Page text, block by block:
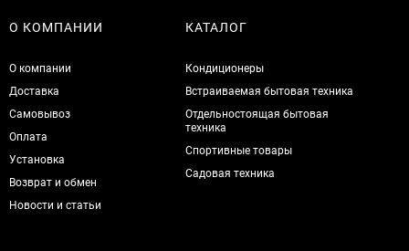
О КОМПАНИИ
О компании
Доставка
Самовывоз
Оплата
Установка
Возврат и обмен
Новости и статьи
КАТАЛОГ
Кондиционеры
Встраиваемая бытовая техника
Отдельностоящая бытовая
техника
Спортивные товары
Садовая техника